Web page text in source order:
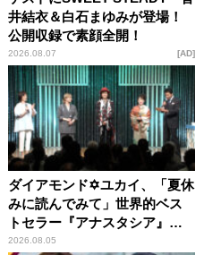
井結衣＆白石まゆみが登場！
公開収録で素顔全開！
2026.08.07 AD
ダイアモンド✡ユカイ、「夏休
みに読んでみて」世界的ベス
トセラー『アナスタシア』を
紹介
2026.08.05